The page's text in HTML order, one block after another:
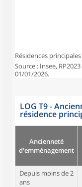
Résidences
Source : Insee,
01/01/2026.
LOG T9 -
résidence
Ancienneté
d'emménagement
Depuis moins de 2
ans